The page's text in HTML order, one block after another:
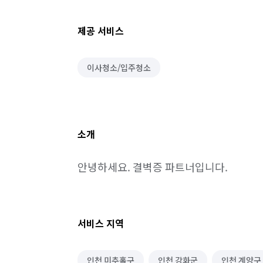
제공 서비스
이사청소/입주청소
소개
안녕하세요. 결벽증 파트너입니다.
서비스 지역
인천 미추홀구 인천 강화군 인천 계양구